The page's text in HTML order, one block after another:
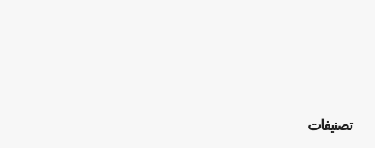
تصنيفات